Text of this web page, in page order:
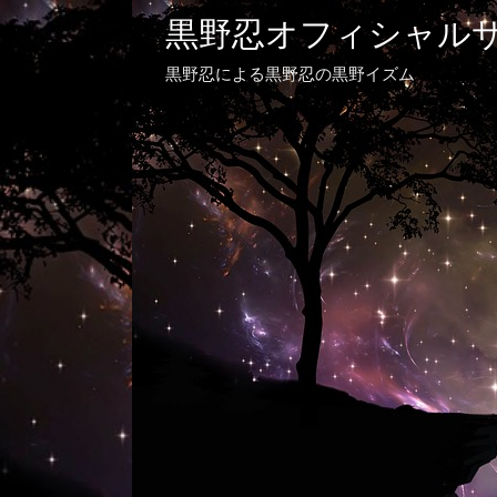
黒野忍オフィシャル
黒野忍による黒野忍の黒野イズム